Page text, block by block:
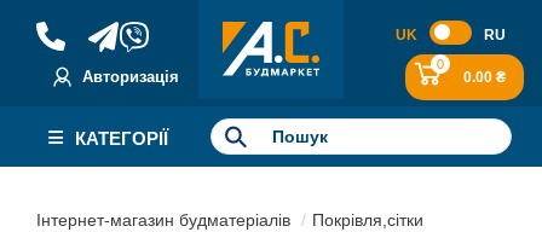
Авторизація
UK RU
0
0.00 ₴
КАТЕГОРІЇ
Інтернет-магазин будматеріалів
Покрівля,сітки